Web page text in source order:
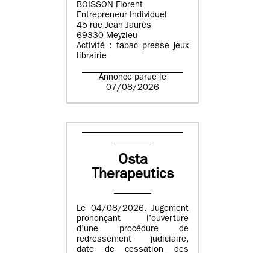
BOISSON Florent
Entrepreneur Individuel
45 rue Jean Jaurès
69330 Meyzieu
Activité : tabac presse jeux
librairie
Annonce parue le
07/08/2026
Osta
Therapeutics
Le 04/08/2026. Jugement
prononçant l’ouverture
d’une procédure de
redressement judiciaire,
date de cessation des